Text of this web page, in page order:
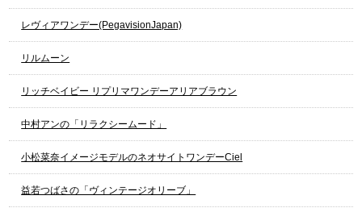
レヴィアワンデー(PegavisionJapan)
リルムーン
リッチベイビー リプリマワンデーアリアブラウン
中村アンの「リラクシームード」
小松菜奈イメージモデルのネオサイトワンデーCiel
益若つばさの「ヴィンテージオリーブ」